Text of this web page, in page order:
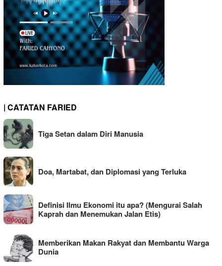
| CATATAN FARIED
Tiga Setan dalam Diri Manusia
Doa, Martabat, dan Diplomasi yang Terluka
Definisi Ilmu Ekonomi itu apa? (Mengurai Salah
Kaprah dan Menemukan Jalan Etis)
Memberikan Makan Rakyat dan Membantu Warga
Dunia